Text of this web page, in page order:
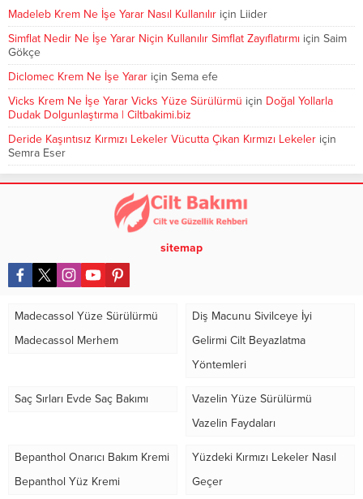
Madeleb Krem Ne İşe Yarar Nasıl Kullanılır için Liider
Simflat Nedir Ne İşe Yarar Niçin Kullanılır Simflat Zayıflatırmı için Saim
Gökçe
Diclomec Krem Ne İşe Yarar için Sema efe
Vicks Krem Ne İşe Yarar Vicks Yüze Sürülürmü için Doğal Yollarla
Dudak Dolgunlaştırma | Ciltbakimi.biz
Deride Kaşıntısız Kırmızı Lekeler Vücutta Çıkan Kırmızı Lekeler için
Semra Eser
sitemap
Madecassol Yüze Sürülürmü
Madecassol Merhem
Diş Macunu Sivilceye İyi
Gelirmi Cilt Beyazlatma
Yöntemleri
Saç Sırları Evde Saç Bakımı
Vazelin Yüze Sürülürmü
Vazelin Faydaları
Bepanthol Onarıcı Bakım Kremi
Bepanthol Yüz Kremi
Yüzdeki Kırmızı Lekeler Nasıl
Geçer